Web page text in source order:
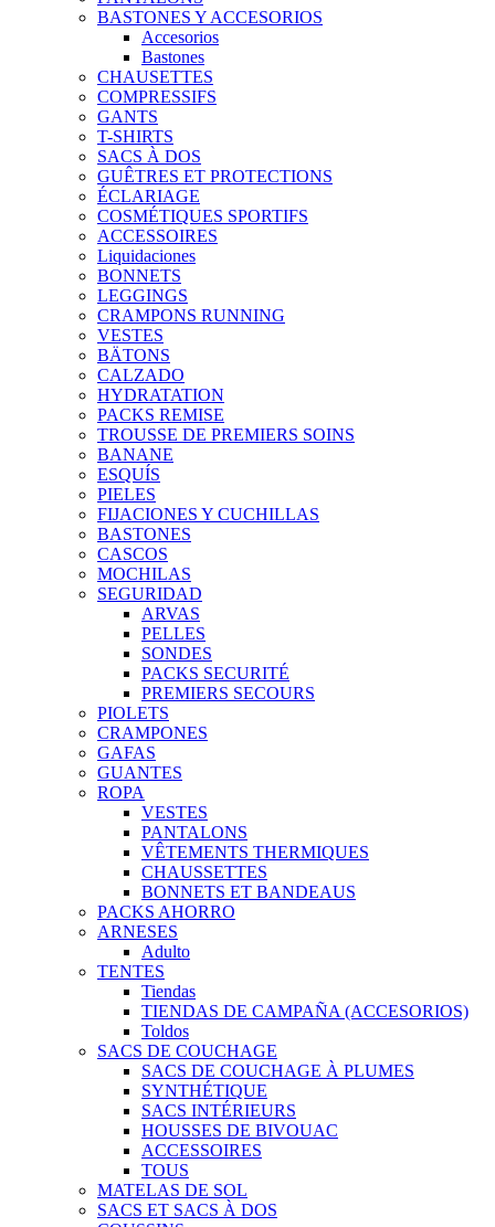
BASTONES Y ACCESORIOS
Accesorios
Bastones
CHAUSETTES
COMPRESSIFS
GANTS
T-SHIRTS
SACS À DOS
GUÊTRES ET PROTECTIONS
ÉCLARIAGE
COSMÉTIQUES SPORTIFS
ACCESSOIRES
Liquidaciones
BONNETS
LEGGINGS
CRAMPONS RUNNING
VESTES
BÄTONS
CALZADO
HYDRATATION
PACKS REMISE
TROUSSE DE PREMIERS SOINS
BANANE
ESQUÍS
PIELES
FIJACIONES Y CUCHILLAS
BASTONES
CASCOS
MOCHILAS
SEGURIDAD
ARVAS
PELLES
SONDES
PACKS SECURITÉ
PREMIERS SECOURS
PIOLETS
CRAMPONES
GAFAS
GUANTES
ROPA
VESTES
PANTALONS
VÊTEMENTS THERMIQUES
CHAUSSETTES
BONNETS ET BANDEAUS
PACKS AHORRO
ARNESES
Adulto
TENTES
Tiendas
TIENDAS DE CAMPAÑA (ACCESORIOS)
Toldos
SACS DE COUCHAGE
SACS DE COUCHAGE À PLUMES
SYNTHÉTIQUE
SACS INTÉRIEURS
HOUSSES DE BIVOUAC
ACCESSOIRES
TOUS
MATELAS DE SOL
SACS ET SACS À DOS